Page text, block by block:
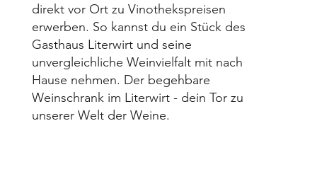
direkt vor Ort zu Vinothekspreisen
erwerben. So kannst du ein Stück des
Gasthaus Literwirt und seine
unvergleichliche Weinvielfalt mit nach
Hause nehmen. Der begehbare
Weinschrank im Literwirt - dein Tor zu
unserer Welt der Weine.